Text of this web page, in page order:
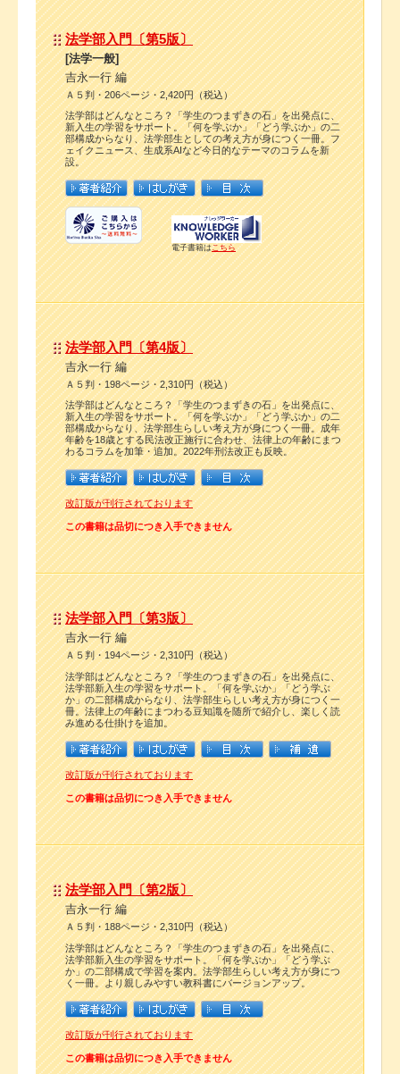
法学部入門〔第5版〕
[法学一般]
吉永一行 編
Ａ５判・206ページ・2,420円（税込）
法学部はどんなところ？「学生のつまずきの石」を出発点に、
新入生の学習をサポート。「何を学ぶか」「どう学ぶか」の二
部構成からなり、法学部生としての考え方が身につく一冊。フ
ェイクニュース、生成系AIなど今日的なテーマのコラムを新
設。
電子書籍はこちら
法学部入門〔第4版〕
吉永一行 編
Ａ５判・198ページ・2,310円（税込）
法学部はどんなところ？「学生のつまずきの石」を出発点に、
新入生の学習をサポート。「何を学ぶか」「どう学ぶか」の二
部構成からなり、法学部生らしい考え方が身につく一冊。成年
年齢を18歳とする民法改正施行に合わせ、法律上の年齢にまつ
わるコラムを加筆・追加。2022年刑法改正も反映。
改訂版が刊行されております
この書籍は品切につき入手できません
法学部入門〔第3版〕
吉永一行 編
Ａ５判・194ページ・2,310円（税込）
法学部はどんなところ？「学生のつまずきの石」を出発点に、
法学部新入生の学習をサポート。「何を学ぶか」「どう学ぶ
か」の二部構成からなり、法学部生らしい考え方が身につく一
冊。法律上の年齢にまつわる豆知識を随所で紹介し、楽しく読
み進める仕掛けを追加。
改訂版が刊行されております
この書籍は品切につき入手できません
法学部入門〔第2版〕
吉永一行 編
Ａ５判・188ページ・2,310円（税込）
法学部はどんなところ？「学生のつまずきの石」を出発点に、
法学部新入生の学習をサポート。「何を学ぶか」「どう学ぶ
か」の二部構成で学習を案内。法学部生らしい考え方が身につ
く一冊。より親しみやすい教科書にバージョンアップ。
改訂版が刊行されております
この書籍は品切につき入手できません